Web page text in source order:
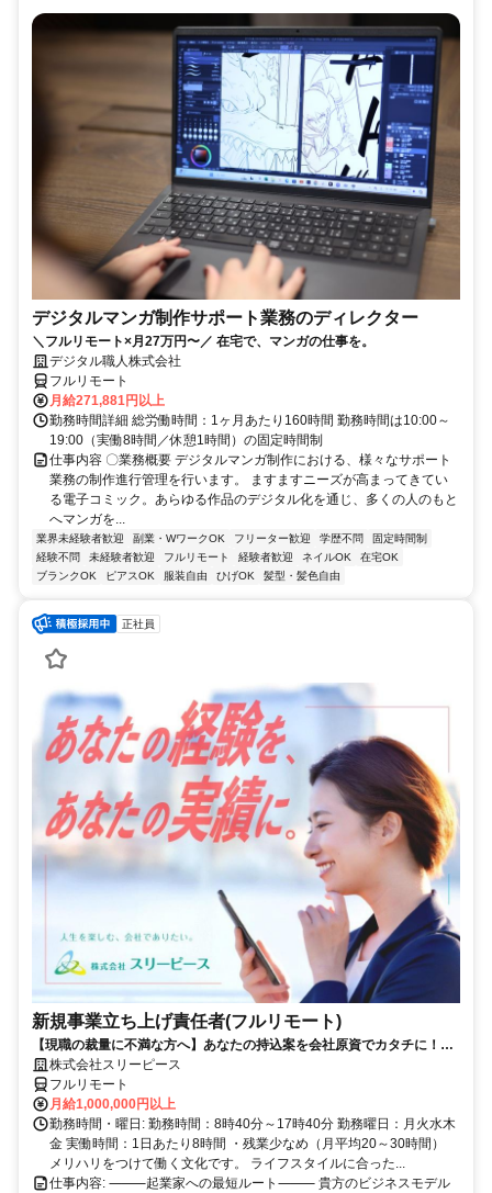
デジタルマンガ制作サポート業務のディレクター
＼フルリモート×月27万円〜／ 在宅で、マンガの仕事を。
デジタル職人株式会社
フルリモート
月給271,881円以上
勤務時間詳細 総労働時間：1ヶ月あたり160時間 勤務時間は10:00～
19:00（実働8時間／休憩1時間）の固定時間制
仕事内容 〇業務概要 デジタルマンガ制作における、様々なサポート
業務の制作進行管理を行います。 ますますニーズが高まってきてい
る電子コミック。あらゆる作品のデジタル化を通じ、多くの人のもと
へマンガを...
業界未経験者歓迎 副業・WワークOK フリーター歓迎 学歴不問
固定時間制
経験不問
未経験者歓迎 フルリモート 経験者歓迎 ネイルOK
在宅OK
ブランクOK
ピアスOK 服装自由 ひげOK 髪型・髪色自由
正社員
新規事業立ち上げ責任者(フルリモート)
【現職の裁量に不満な方へ】あなたの持込案を会社原資でカタチに！最
短6ヶ月で共同経営者の道へ
株式会社スリーピース
フルリモート
月給1,000,000円以上
勤務時間・曜日: 勤務時間：8時40分～17時40分 勤務曜日：月火水木
金 実働時間：1日あたり8時間 ・残業少なめ（月平均20～30時間）
メリハリをつけて働く文化です。 ライフスタイルに合った...
仕事内容: ⸻起業家への最短ルート⸻ 貴方のビジネスモデル